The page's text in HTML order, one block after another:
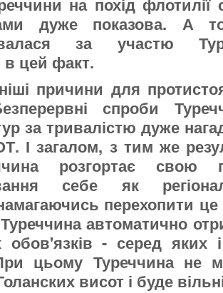
дуже показова. А
за участю
в цей факт.
причини для
спроби
за тривалістю дуже
І загалом, з тим же
розгортає свою
себе як
перехопити це
Туреччина автоматично
обов'язків - серед яких
цьому Туреччина не
висот і буде